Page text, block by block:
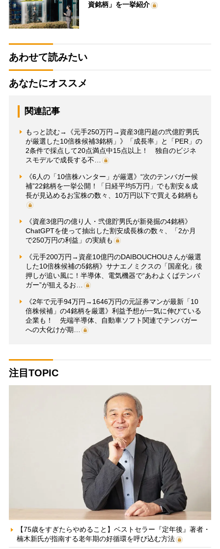
資銘柄」を一挙紹介
あわせて読みたい
あなたにオススメ
関連記事
もっと読む→《元手250万円→資産3億円超の弐億貯男氏
が厳選した10倍株候補3銘柄」》「成長率」と「PER」の
2条件で採点して20点満点中15点以上！ 独自のビジネ
スモデルで成長する不…
《6人の「10倍株ハンター」が厳選》“次のテンバガー候
補”22銘柄を一挙公開！「日経平均5万円」でも割安＆成
長が見込めるお宝株の数々、10万円以下で買える銘柄も
《資産3億円の億り人・弐億貯男氏が新発掘の4銘柄》
ChatGPTを使って抽出した割安成長株の数々、「2か月
で250万円の利益」の実績も
《元手200万円→資産10億円のDAIBOUCHOUさんが厳選
した10倍株候補の5銘柄》サナエノミクスの「国産化」後
押しが追い風に！半導体、電気機器で“あわよくばテンバ
ガー”が狙えるお…
《2年で元手94万円→1646万円の元証券マンが最新「10
倍株候補」の4銘柄を厳選》利益予想が一気に伸びている
企業も！ 先端半導体、自動車ソフト関連でテンバガー
への大化けが期…
注目TOPIC
【75歳をすぎたらやめること】ベストセラー『定年後』著者・
楠木新氏が指南する老年期の好循環を呼び込む方法